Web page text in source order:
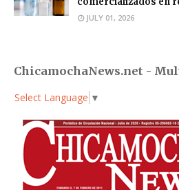
JULY 01, 2026
ChicamochaNews.net -
Select Language ▼